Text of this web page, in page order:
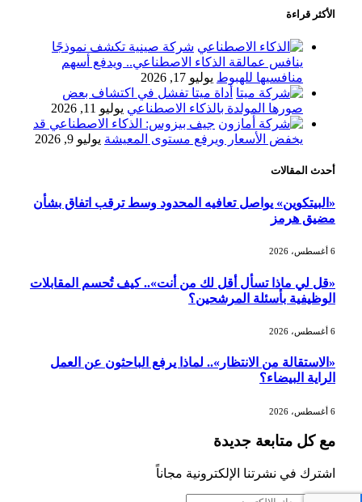
أسعار النفط ترتفع وسط ترقب نتائج
«طيران الرياض» يدشن أولى رحلاته إلى
مومباي ويضيف الوجهة التشغيلية الثامنة
مزاولة الأنشطة المالية عابرة الحدود
تطوير للبيئة الاستثمارية
بدعم من تراجع الدولار
مستوياته في ستة أسابيع وسط تفاؤل
بشأن الشرق الأوسط
مع ترقب تطورات الوساطة بشأن الحرب
الأكثر قراءة
شركة صينية تكشف نموذجًا
ينافس عمالقة الذكاء الاصطناعي.. ويدفع أسهم
منافسيها للهبوط يوليو 17, 2026
أداة ميتا تفشل في اكتشاف بعض
صورها المولدة بالذكاء الاصطناعي يوليو 11, 2026
جيف بيزوس: الذكاء الاصطناعي قد
يخفض الأسعار ويرفع مستوى المعيشة يوليو 9, 2026
أحدث المقالات
«البيتكوين» يواصل تعافيه المحدود وسط ترقب اتفاق بشأن
مضيق هرمز
6 أغسطس، 2026
«قل لي ماذا تسأل أقل لك من أنت».. كيف تُحسم المقابلات
الوظيفية بأسئلة المرشحين؟
6 أغسطس، 2026
«الاستقالة من الانتظار».. لماذا يرفع الباحثون عن العمل
الراية البيضاء؟
6 أغسطس، 2026
مع كل متابعة جديدة
اشترك في نشرتنا الإلكترونية مجاناً